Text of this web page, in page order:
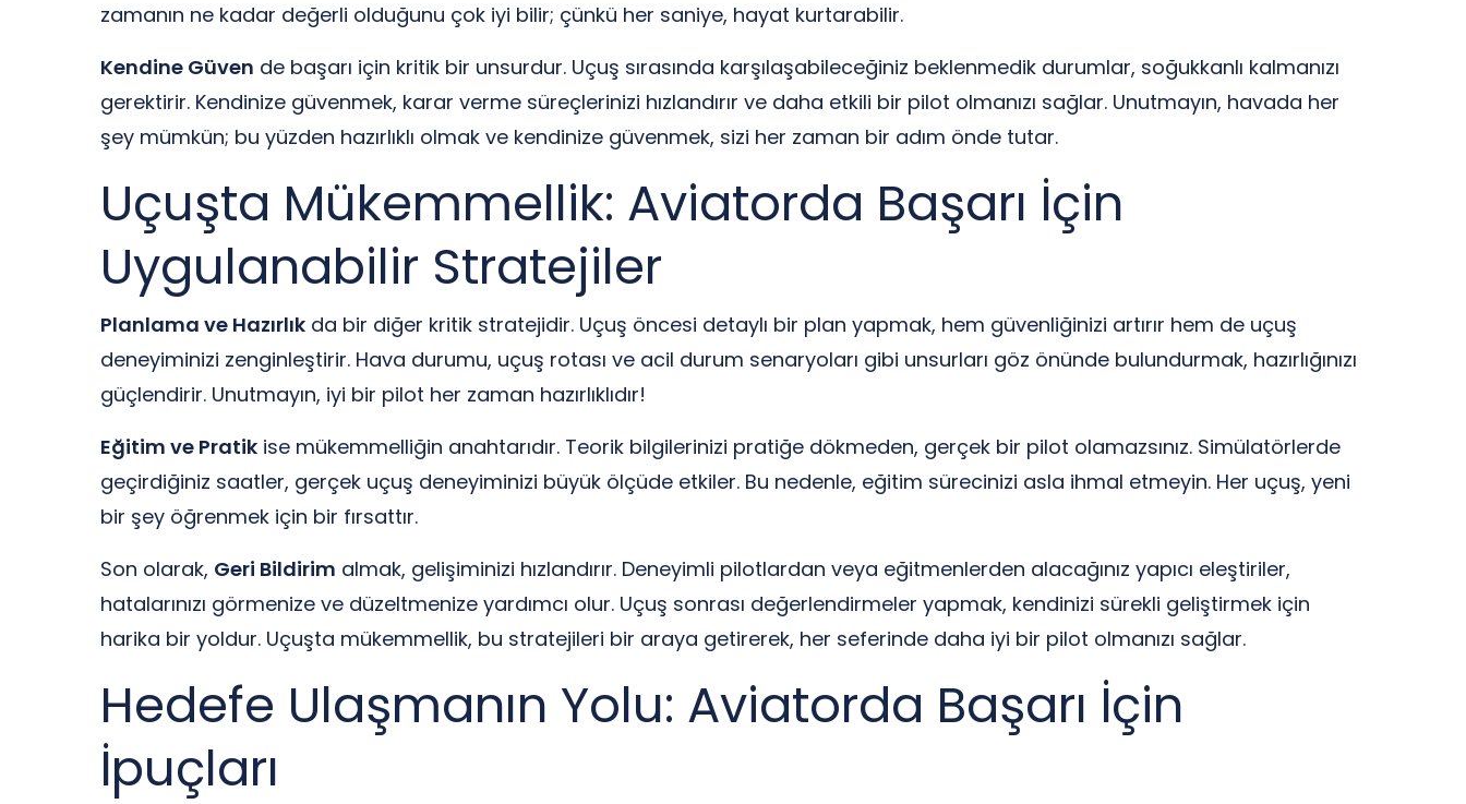
zamanın ne kadar değerli olduğunu çok iyi bilir; çünkü her saniye, hayat kurtarabilir.
Kendine Güven de başarı için kritik bir unsurdur. Uçuş sırasında karşılaşabileceğiniz beklenmedik durumlar, soğukkanlı kalmanızı
gerektirir. Kendinize güvenmek, karar verme süreçlerinizi hızlandırır ve daha etkili bir pilot olmanızı sağlar. Unutmayın, havada her
şey mümkün; bu yüzden hazırlıklı olmak ve kendinize güvenmek, sizi her zaman bir adım önde tutar.
Uçuşta Mükemmellik: Aviatorda Başarı İçin
Uygulanabilir Stratejiler
Planlama ve Hazırlık da bir diğer kritik stratejidir. Uçuş öncesi detaylı bir plan yapmak, hem güvenliğinizi artırır hem de uçuş
deneyiminizi zenginleştirir. Hava durumu, uçuş rotası ve acil durum senaryoları gibi unsurları göz önünde bulundurmak, hazırlığınızı
güçlendirir. Unutmayın, iyi bir pilot her zaman hazırlıklıdır!
Eğitim ve Pratik ise mükemmelliğin anahtarıdır. Teorik bilgilerinizi pratiğe dökmeden, gerçek bir pilot olamazsınız. Simülatörlerde
geçirdiğiniz saatler, gerçek uçuş deneyiminizi büyük ölçüde etkiler. Bu nedenle, eğitim sürecinizi asla ihmal etmeyin. Her uçuş, yeni
bir şey öğrenmek için bir fırsattır.
Son olarak, Geri Bildirim almak, gelişiminizi hızlandırır. Deneyimli pilotlardan veya eğitmenlerden alacağınız yapıcı eleştiriler,
hatalarınızı görmenize ve düzeltmenize yardımcı olur. Uçuş sonrası değerlendirmeler yapmak, kendinizi sürekli geliştirmek için
harika bir yoldur. Uçuşta mükemmellik, bu stratejileri bir araya getirerek, her seferinde daha iyi bir pilot olmanızı sağlar.
Hedefe Ulaşmanın Yolu: Aviatorda Başarı İçin
İpuçları